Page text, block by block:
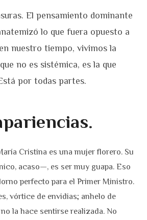
El pensamiento dominante
lo que fuera opuesto a
nuestro tiempo, vivimos la
no es sistémica, es la que
por todas partes.
Cristina es una mujer florero. Su
acaso—, es ser muy guapa. Eso
perfecto para el Primer Ministro.
vórtice de envidias; anhelo de
la hace sentirse realizada. No